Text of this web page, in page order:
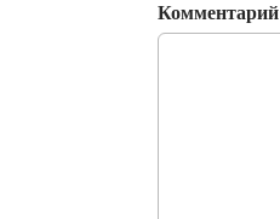
Комментарий